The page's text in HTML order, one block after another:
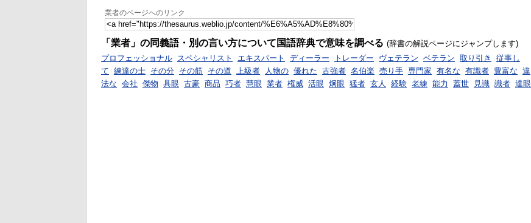
業者のページへのリンク
「業者」の同義語・別の言い方について国語辞典で意味を調べる (辞書の解説ページにジャンプします)
プロフェッショナル
スペシャリスト エキスパート ディーラー トレーダー ヴェテラン ベテラン 取り引き
従事し
て 練達の士 その分 その筋 その道 上級者 人物の 優れた 古強者 名伯楽 売り手 専門家 有名な 有識者 豊富な 違
法な 会社 傑物 具眼 古豪 商品 巧者 慧眼 業者 権威 活眼 炯眼 猛者 玄人 経験 老練 能力 蓋世 見識 識者 達眼